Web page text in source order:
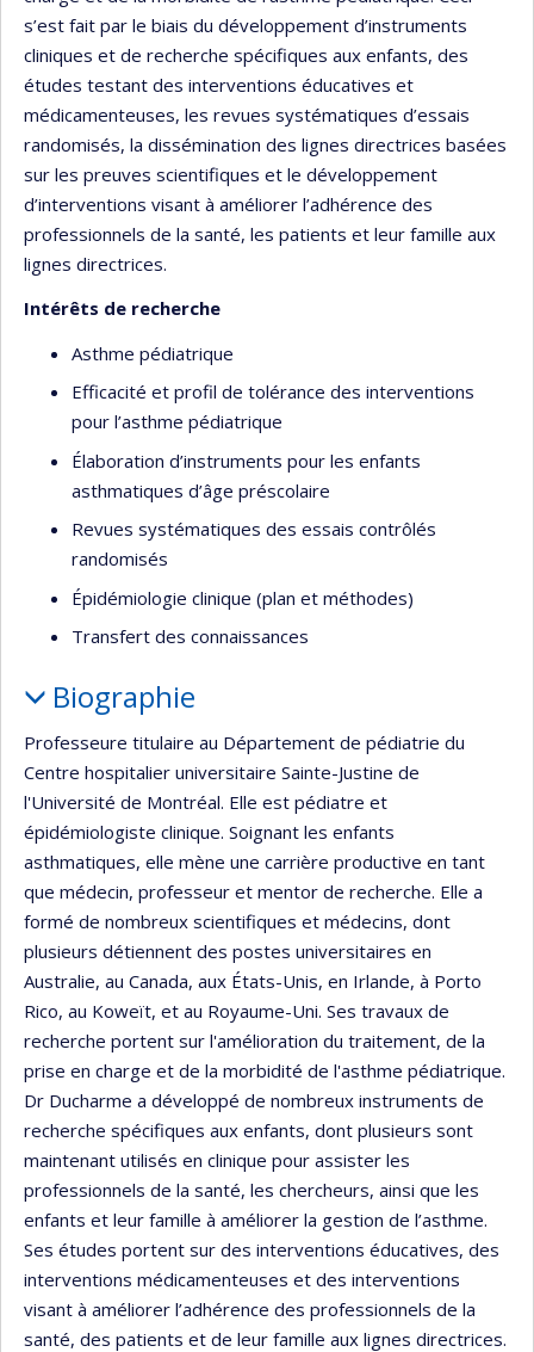
s’est fait par le biais du développement d’instruments
cliniques et de recherche spécifiques aux enfants, des
études testant des interventions éducatives et
médicamenteuses, les revues systématiques d’essais
randomisés, la dissémination des lignes directrices basées
sur les preuves scientifiques et le développement
d’interventions visant à améliorer l’adhérence des
professionnels de la santé, les patients et leur famille aux
lignes directrices.
Intérêts de recherche
Asthme pédiatrique
Efficacité et profil de tolérance des interventions
pour l’asthme pédiatrique
Élaboration d’instruments pour les enfants
asthmatiques d’âge préscolaire
Revues systématiques des essais contrôlés
randomisés
Épidémiologie clinique (plan et méthodes)
Transfert des connaissances
Biographie
Professeure titulaire au Département de pédiatrie du
Centre hospitalier universitaire Sainte-Justine de
l'Université de Montréal. Elle est pédiatre et
épidémiologiste clinique. Soignant les enfants
asthmatiques, elle mène une carrière productive en tant
que médecin, professeur et mentor de recherche. Elle a
formé de nombreux scientifiques et médecins, dont
plusieurs détiennent des postes universitaires en
Australie, au Canada, aux États-Unis, en Irlande, à Porto
Rico, au Koweït, et au Royaume-Uni. Ses travaux de
recherche portent sur l'amélioration du traitement, de la
prise en charge et de la morbidité de l'asthme pédiatrique.
Dr Ducharme a développé de nombreux instruments de
recherche spécifiques aux enfants, dont plusieurs sont
maintenant utilisés en clinique pour assister les
professionnels de la santé, les chercheurs, ainsi que les
enfants et leur famille à améliorer la gestion de l’asthme.
Ses études portent sur des interventions éducatives, des
interventions médicamenteuses et des interventions
visant à améliorer l’adhérence des professionnels de la
santé, des patients et de leur famille aux lignes directrices.